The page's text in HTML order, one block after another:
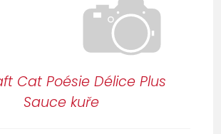
Cat Poésie Délice Plus
Sauce kuře